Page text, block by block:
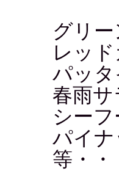
グリ
レッ
パッタ
春雨サ
シー
パイナ
等・・